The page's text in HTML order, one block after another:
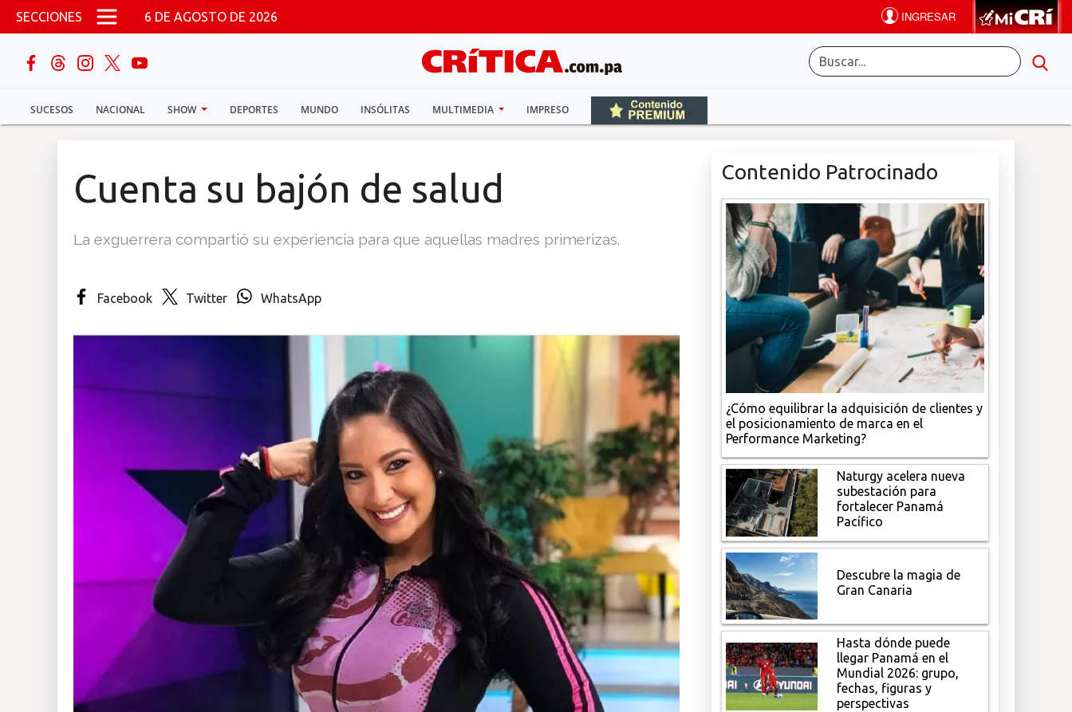
Pasar al contenido principal
SECCIONES 6 DE AGOSTO DE 2026
SUCESOS NACIONAL SHOW DEPORTES MUNDO INSÓLITAS MULTIMEDIA IMPRESO
buscar
Sucesos
Cuenta su bajón de salud
La exguerrera compartió su experiencia para que aquellas madres primerizas.
Facebook Twitter WhatsApp
Contenido Patrocinado
¿Cómo equilibrar la adquisición de clientes y
el posicionamiento de marca en el
Performance Marketing?
Naturgy acelera nueva
subestación para
fortalecer Panamá
Pacífico
Descubre la magia de
Gran Canaria
Hasta dónde puede
llegar Panamá en el
Mundial 2026: grupo,
fechas, figuras y
perspectivas